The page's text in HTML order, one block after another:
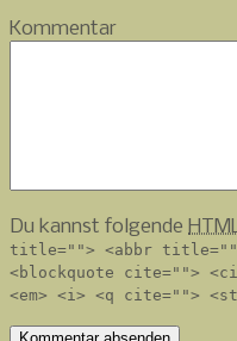
Kommentar
Du kannst folgende
title=""> <abbr
<blockquote cite="">
<em> <i> <q cite="">